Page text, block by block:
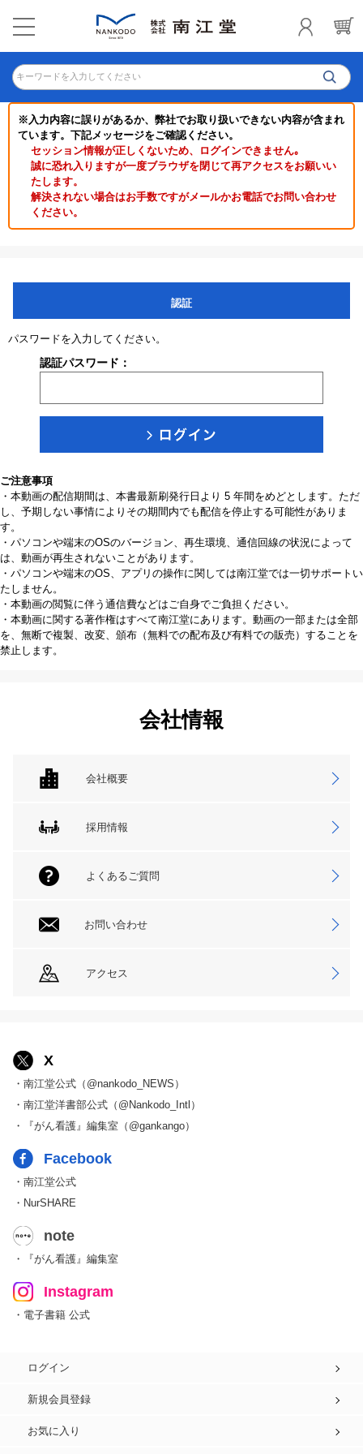
キーワードを入力してください
※入力内容に誤りがあるか、弊社でお取り扱いできない内容が含まれ
ています。下記メッセージをご確認ください。
セッション情報が正しくないため、ログインできません｡
誠に恐れ入りますが一度ブラウザを閉じて再アクセスをお願いい
たします。
解決されない場合はお手数ですがメールかお電話でお問い合わせ
ください。
認証
パスワードを入力してください。
認証パスワード：
ご注意事項
・本動画の配信期間は、本書最新刷発行日より 5 年間をめどとします。ただ
し、予期しない事情によりその期間内でも配信を停止する可能性がありま
す。
・パソコンや端末のOSのバージョン、再生環境、通信回線の状況によって
は、動画が再生されないことがあります。
・パソコンや端末のOS、アプリの操作に関しては南江堂では一切サポートい
たしません。
・本動画の閲覧に伴う通信費などはご自身でご負担ください。
・本動画に関する著作権はすべて南江堂にあります。動画の一部または全部
を、無断で複製、改変、頒布（無料での配布及び有料での販売）することを
禁止します。
会社情報
会社概要
採用情報
よくあるご質問
お問い合わせ
アクセス
X
・南江堂公式（@nankodo_NEWS）
・南江堂洋書部公式（@Nankodo_Intl）
・『がん看護』編集室（@gankango）
Facebook
・南江堂公式
・NurSHARE
note
・『がん看護』編集室
Instagram
・電子書籍 公式
ログイン
新規会員登録
お気に入り